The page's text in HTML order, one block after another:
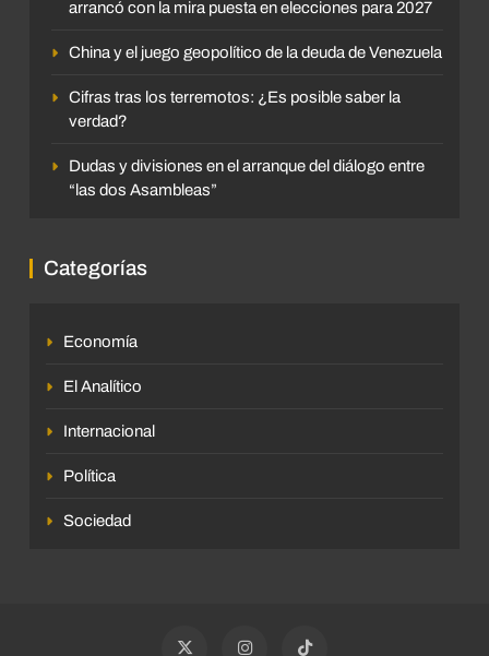
arrancó con la mira puesta en elecciones para 2027
China y el juego geopolítico de la deuda de Venezuela
Cifras tras los terremotos: ¿Es posible saber la
verdad?
Dudas y divisiones en el arranque del diálogo entre
“las dos Asambleas”
Categorías
Economía
El Analítico
Internacional
Política
Sociedad